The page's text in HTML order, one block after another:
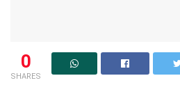
0
SHARES